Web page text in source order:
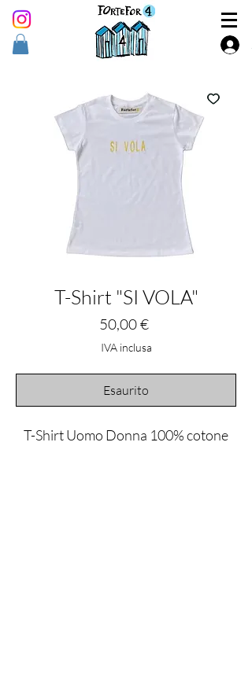
T-Shirt "SI VOLA"
50,00 €Prezzo
IVA inclusa
Esaurito
T-Shirt Uomo Donna 100% cotone